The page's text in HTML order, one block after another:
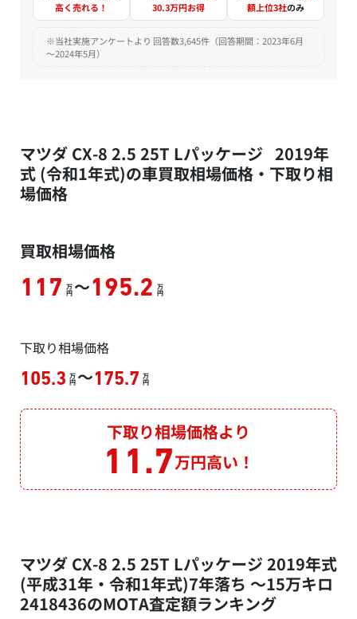
高く売れる！
30.3万円お得
額上位3社のみ
※当社実施アンケートより 回答数3,645件（回答期間：2023年6月
～2024年5月）
マツダ CX-8 2.5 25T Lパッケージ 2019年
式 (令和1年式)の車買取相場価格・下取り相
場価格
買取相場価格
117 万
円 ～195.2 万
円
下取り相場価格
105.3 万
円 ～175.7 万
円
下取り相場価格より
11.7万円高い！
マツダ CX-8 2.5 25T Lパッケージ 2019年式
(平成31年・令和1年式)7年落ち ～15万キロ
2418436のMOTA査定額ランキング